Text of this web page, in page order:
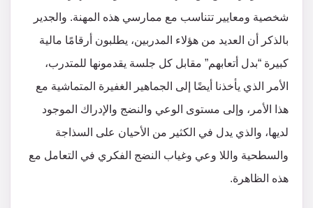
شخصية ومعايير تتناسب مع ممارسي هذه المهنة. والجدير
بالذكر أن العديد من هؤلاء المدربين، يطلبون أرقامًا مالية
كبيرة “بدل أتعابهم” مقابل كل جلسة يقدمونها للمتدرب،
الأمر الذي يأخذنا أيضًا إلى الجماهير الغفيرة المتماشية مع
هذا الأمر، وإلى مستوى الوعي والنضج والإدراك الموجود
لديها، والذي يدل في الكثير من الأحيان على السذاجة
والسطحية واللا وعي وغياب النضج الفكري في التعامل مع
هذه الظاهرة.